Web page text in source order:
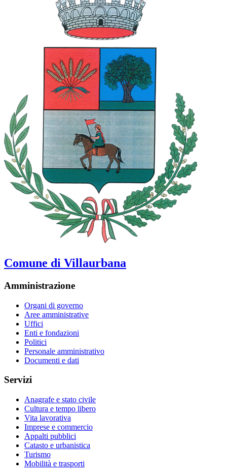
Comune di Villaurbana
Amministrazione
Organi di governo
Aree amministrative
Uffici
Enti e fondazioni
Politici
Personale amministrativo
Documenti e dati
Servizi
Anagrafe e stato civile
Cultura e tempo libero
Vita lavorativa
Imprese e commercio
Appalti pubblici
Catasto e urbanistica
Turismo
Mobilità e trasporti